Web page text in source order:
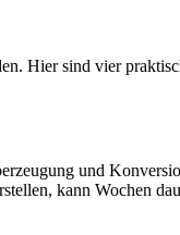
Hier sind vier
und
kann Wochen